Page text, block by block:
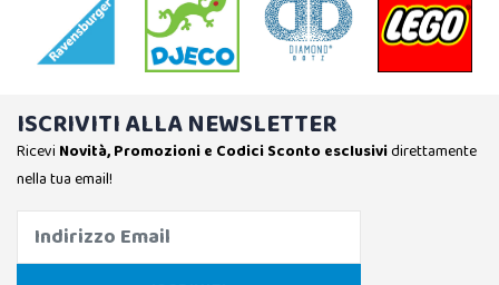
ISCRIVITI ALLA NEWSLETTER
Ricevi Novità, Promozioni e Codici Sconto esclusividirettamente
nella tua email!